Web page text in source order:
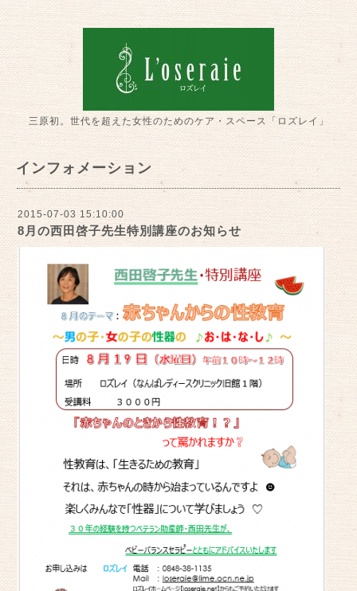
三原初。世代を超えた女性のためのケア・スペース「ロズレイ」
インフォメーション
2015-07-03 15:10:00
8月の西田啓子先生特別講座のお知らせ